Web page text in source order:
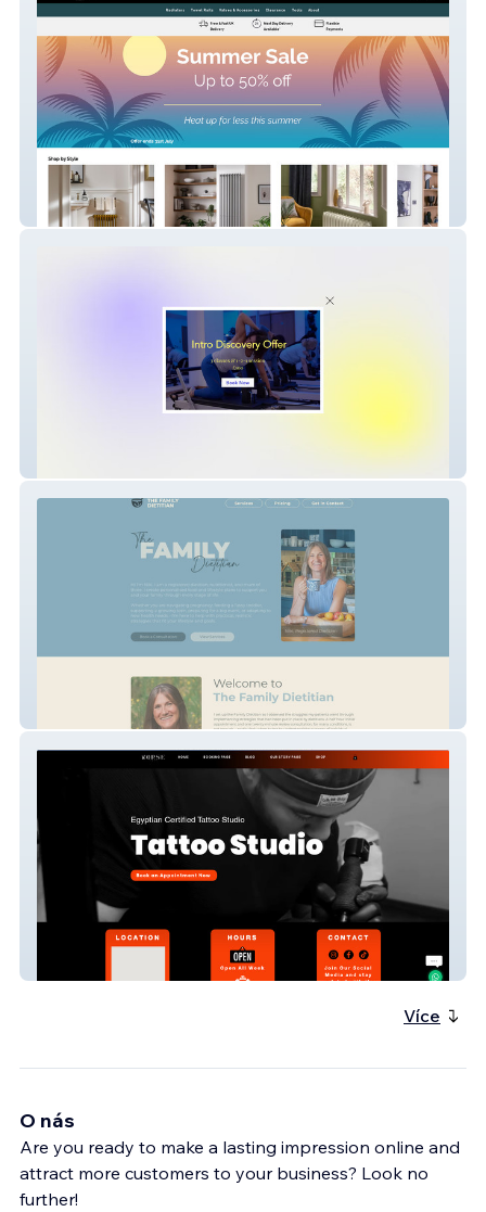
Radiators Direct Dev
The Family Dietitian
Více
O nás
Are you ready to make a lasting impression online and
attract more customers to your business? Look no
further!